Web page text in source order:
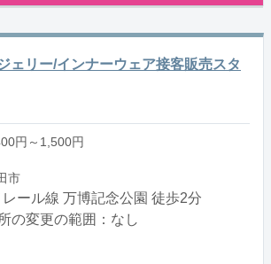
リー/インナーウェア接客販売スタ
円～1,500円
市
ール線 万博記念公園 徒歩2分
の変更の範囲：なし